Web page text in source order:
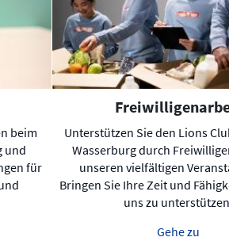
beim
und
für
Unterstützen Sie den Lions
Wasserburg durch
unseren vielfältigen
Bringen Sie Ihre Zeit und
uns zu
Gehe zu